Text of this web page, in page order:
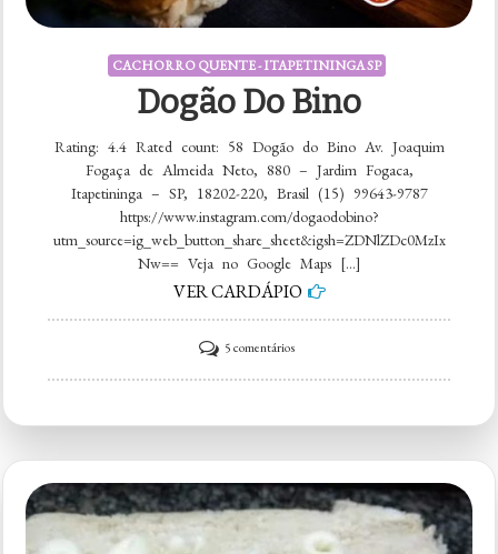
CACHORRO QUENTE - ITAPETININGA SP
Dogão Do Bino
Rating: 4.4 Rated count: 58 Dogão do Bino Av. Joaquim
Fogaça de Almeida Neto, 880 – Jardim Fogaca,
Itapetininga – SP, 18202-220, Brasil (15) 99643-9787
https://www.instagram.com/dogaodobino?
utm_source=ig_web_button_share_sheet&igsh=ZDNlZDc0MzIx
Nw== Veja no Google Maps […]
VER CARDÁPIO
5 comentáriosem
Dogão